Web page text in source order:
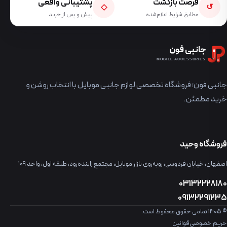
↺
مطابق شرایط اعلام‌شده
◇
پیش و پس از خرید
جانبی فون
MOBILE ACCESSORIES
جانبی فون؛ فروشگاه تخصصی لوازم جانبی موبایل با انتخاب روشن و
خرید مطمئن.
فروشگاه وحید
اصفهان، خیابان فردوسی، روبه‌روی بازار موبایل، مجتمع زاینده‌رود، طبقه اول، واحد ۱۰۹
03132228180
09132291235
© 1405 تمامی حقوق محفوظ است.
حریم خصوصیقوانین